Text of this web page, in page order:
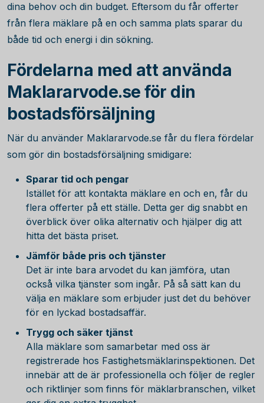
dina behov och din budget. Eftersom du får offerter
från flera mäklare på en och samma plats sparar du
både tid och energi i din sökning.
Fördelarna med att använda
Maklararvode.se för din
bostadsförsäljning
När du använder Maklararvode.se får du flera fördelar
som gör din bostadsförsäljning smidigare:
Sparar tid och pengar
Istället för att kontakta mäklare en och en, får du
flera offerter på ett ställe. Detta ger dig snabbt en
överblick över olika alternativ och hjälper dig att
hitta det bästa priset.
Jämför både pris och tjänster
Det är inte bara arvodet du kan jämföra, utan
också vilka tjänster som ingår. På så sätt kan du
välja en mäklare som erbjuder just det du behöver
för en lyckad bostadsaffär.
Trygg och säker tjänst
Alla mäklare som samarbetar med oss är
registrerade hos Fastighetsmäklarinspektionen. Det
innebär att de är professionella och följer de regler
och riktlinjer som finns för mäklarbranschen, vilket